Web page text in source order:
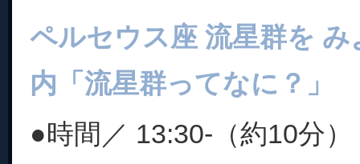
ペルセウス座 流星群を
内「流星群ってなに？」
●時間／ 13:30-（約10分